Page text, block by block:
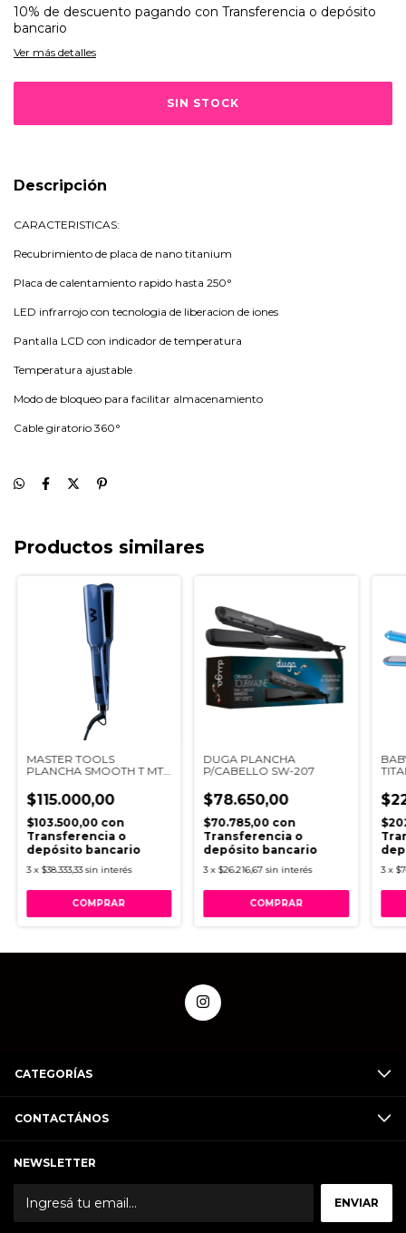
10% de descuento pagando con Transferencia o depósito
bancario
Ver más detalles
Descripción
CARACTERISTICAS:
Recubrimiento de placa de nano titanium
Placa de calentamiento rapido hasta 250°
LED infrarrojo con tecnologia de liberacion de iones
Pantalla LCD con indicador de temperatura
Temperatura ajustable
Modo de bloqueo para facilitar almacenamiento
Cable giratorio 360°
Productos similares
MASTER TOOLS
PLANCHA SMOOTH T MT-
$115.000,00
$103.500,00 con
Transferencia o
depósito bancario
3 x $38.333,33 sin interés
DUGA PLANCHA
P/CABELLO SW-207
$78.650,00
$70.785,00 con
Transferencia o
depósito bancario
3 x $26.216,67 sin interés 3 x
CATEGORÍAS
CONTACTÁNOS
NEWSLETTER